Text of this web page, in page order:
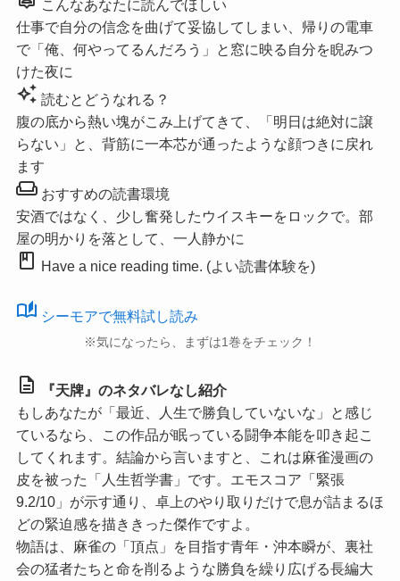
こんなあなたに読んでほしい
仕事で自分の信念を曲げて妥協してしまい、帰りの電車
で「俺、何やってるんだろう」と窓に映る自分を睨みつ
けた夜に
auto_awesome 読むとどうなれる？
腹の底から熱い塊がこみ上げてきて、「明日は絶対に譲
らない」と、背筋に一本芯が通ったような顔つきに戻れ
ます
weekendおすすめの読書環境
安酒ではなく、少し奮発したウイスキーをロックで。部
屋の明かりを落として、一人静かに
book Have a nice reading time. (よい読書体験を)
auto_stories シーモアで無料試し読み
※気になったら、まずは1巻をチェック！
description
『天牌』のネタバレなし紹介
もしあなたが「最近、人生で勝負していないな」と感じ
ているなら、この作品が眠っている闘争本能を叩き起こ
してくれます。結論から言いますと、これは麻雀漫画の
皮を被った「人生哲学書」です。
エモスコア「緊張
9.2/10」 が示す通り、卓上のやり取りだけで息が詰まるほ
どの緊迫感を描ききった傑作ですよ。
物語は、麻雀の「頂点」を目指す青年・沖本瞬が、裏社
会の猛者たちと命を削るような勝負を繰り広げる長編大